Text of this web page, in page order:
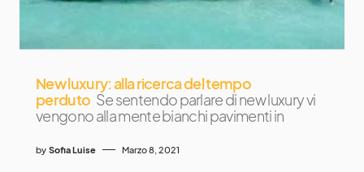
New luxury: alla ricerca del tempo
perduto Se sentendo parlare di new luxury vi
vengono alla mente bianchi pavimenti in
by Sofia Luise Marzo 8, 2021